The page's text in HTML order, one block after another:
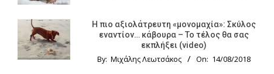
Η πιο αξιολάτρευτη «μονομαχία»: Σκύλος
εναντίον… κάβουρα – Το τέλος θα σας
εκπλήξει (video)
By: Μιχάλης Λεωτσάκος On: 14/08/2018